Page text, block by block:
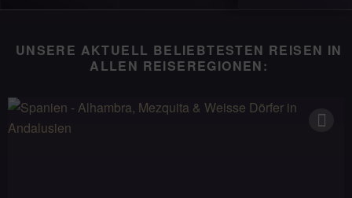
UNSERE AKTUELL BELIEBTESTEN REISEN IN
ALLEN REISEREGIONEN: